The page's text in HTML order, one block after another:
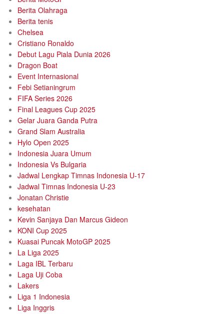
Berita Olahraga
Berita tenis
Chelsea
Cristiano Ronaldo
Debut Lagu Piala Dunia 2026
Dragon Boat
Event Internasional
Febi Setianingrum
FIFA Series 2026
Final Leagues Cup 2025
Gelar Juara Ganda Putra
Grand Slam Australia
Hylo Open 2025
Indonesia Juara Umum
Indonesia Vs Bulgaria
Jadwal Lengkap Timnas Indonesia U-17
Jadwal Timnas Indonesia U-23
Jonatan Christie
kesehatan
Kevin Sanjaya Dan Marcus Gideon
KONI Cup 2025
Kuasai Puncak MotoGP 2025
La Liga 2025
Laga IBL Terbaru
Laga Uji Coba
Lakers
Liga 1 Indonesia
Liga Inggris